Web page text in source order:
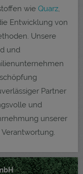
wie Quarz
Entwicklung von
Unsere
und
Partner
und
unserer